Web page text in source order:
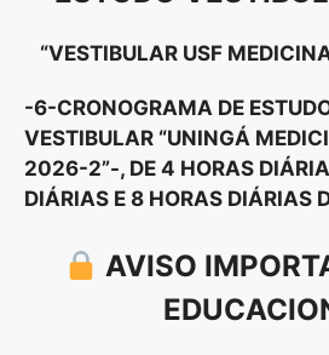
“VESTIBULAR USF
-6-CRONOGRAMA DE
VESTIBULAR “UNINGÁ
2026-2”-, DE 4 HORAS
DIÁRIAS E 8 HORAS DIÁRIAS
AVISO